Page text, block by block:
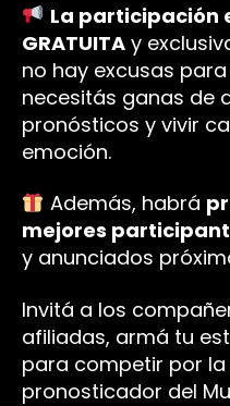
La participación
GRATUITA y
no hay excusas
necesitás ganas de
pronósticos y vivir
emoción.
Además, habrá
mejores
y anunciados
Invitá a los
afiliadas, armá tu
para competir por
pronosticador del